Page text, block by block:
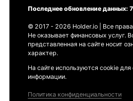
Последнее обновление данных:
© 2017 - 2026 Holder.io | Все
Не оказывает финансовых услуг.
представленная на сайте носит
характер.
На сайте используются cookie для
информации.
Политика конфиденциальности